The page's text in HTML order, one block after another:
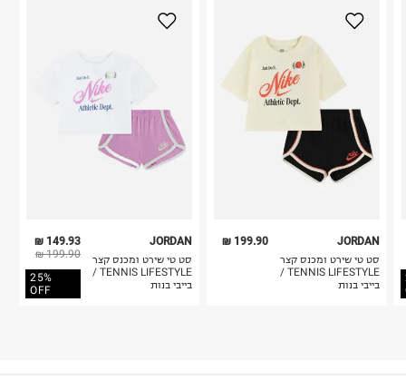
149.93 ₪
199.90 ₪
25%
OFF
JORDAN
סט טי שירט ומכנס קצר
TENNIS LIFESTYLE /
בייבי בנות
199.90 ₪
JORDAN
סט טי שירט ומכנס קצר
TENNIS LIFESTYLE /
בייבי בנות